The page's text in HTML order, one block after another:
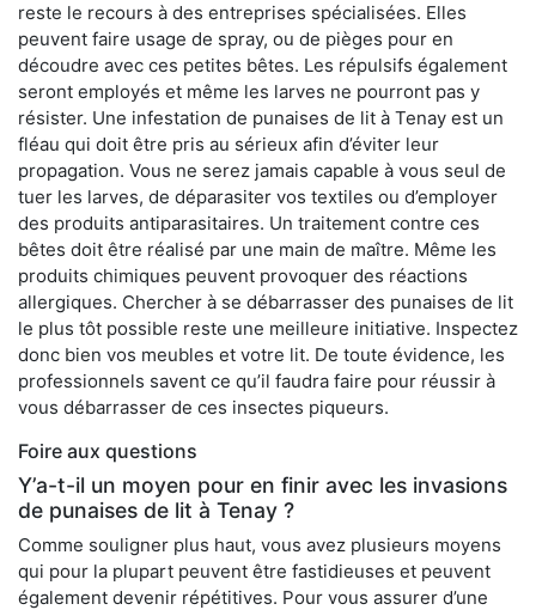
reste le recours à des entreprises spécialisées. Elles
peuvent faire usage de spray, ou de pièges pour en
découdre avec ces petites bêtes. Les répulsifs également
seront employés et même les larves ne pourront pas y
résister. Une infestation de punaises de lit à Tenay est un
fléau qui doit être pris au sérieux afin d’éviter leur
propagation. Vous ne serez jamais capable à vous seul de
tuer les larves, de déparasiter vos textiles ou d’employer
des produits antiparasitaires. Un traitement contre ces
bêtes doit être réalisé par une main de maître. Même les
produits chimiques peuvent provoquer des réactions
allergiques. Chercher à se débarrasser des punaises de lit
le plus tôt possible reste une meilleure initiative. Inspectez
donc bien vos meubles et votre lit. De toute évidence, les
professionnels savent ce qu’il faudra faire pour réussir à
vous débarrasser de ces insectes piqueurs.
Foire aux questions
Y’a-t-il un moyen pour en finir avec les invasions
de punaises de lit à Tenay ?
Comme souligner plus haut, vous avez plusieurs moyens
qui pour la plupart peuvent être fastidieuses et peuvent
également devenir répétitives. Pour vous assurer d’une